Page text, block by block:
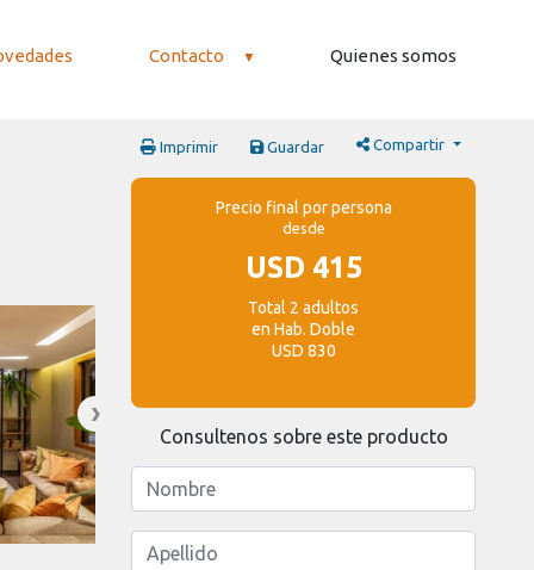
Contacto Quienes somos
Imprimir Guardar Compartir
Precio final por persona
desde
USD 415
Total 2 adultos
en Hab. Doble
USD 830
Consultenos sobre este producto